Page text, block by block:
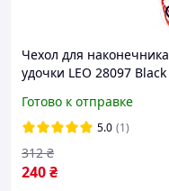
Чехол для наконечника
удочки LEO 28097 Black
Готово к отправке
5.0 (1)
240₴
312 ₴